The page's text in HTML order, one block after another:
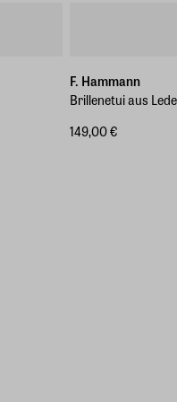
F. Hammann
Brillenetui aus
149,00 €